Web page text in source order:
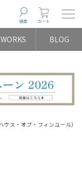
検索 カート
WORKS BLOG
ウス・オブ・フィンユール）